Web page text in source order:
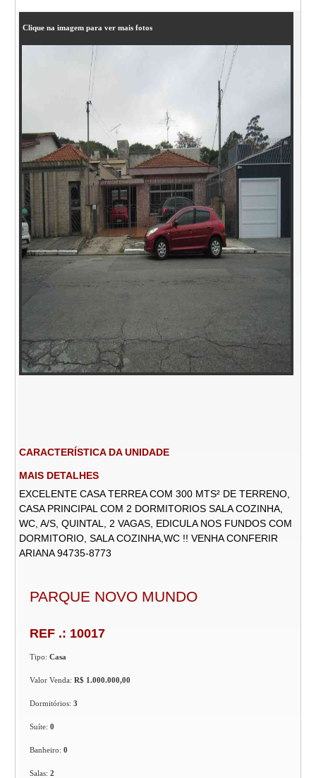
Clique na imagem para ver mais fotos
CARACTERÍSTICA DA UNIDADE
MAIS DETALHES
EXCELENTE CASA TERREA COM 300 MTS² DE TERRENO,
CASA PRINCIPAL COM 2 DORMITORIOS SALA COZINHA,
WC, A/S, QUINTAL, 2 VAGAS, EDICULA NOS FUNDOS COM
DORMITORIO, SALA COZINHA,WC !! VENHA CONFERIR
ARIANA 94735-8773
PARQUE NOVO MUNDO
REF .: 10017
Tipo:Casa
Valor Venda:R$ 1.000.000,00
Dormitórios:3
Suíte:0
Banheiro:0
Salas:2